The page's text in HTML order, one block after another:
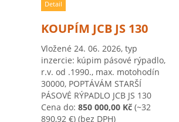
Detail
KOUPÍM JCB JS 130
Vložené 24. 06. 2026, typ
inzercie: kúpim pásové rýpadlo,
r.v. od .1990., max. motohodín
30000, POPTÁVÁM STARŠÍ
PÁSOVÉ RÝPADLO JCB JS 130
Cena do: 850 000,00 Kč (~32
890,92 €) (bez DPH)